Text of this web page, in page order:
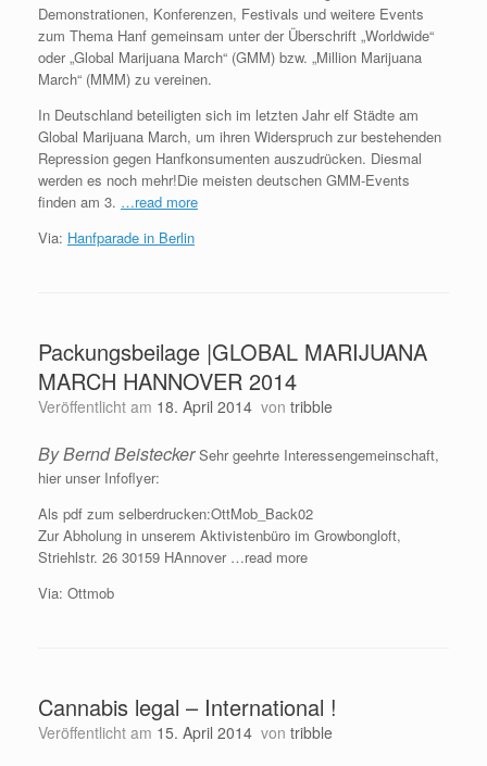
Demonstrationen, Konferenzen, Festivals und weitere Events
zum Thema Hanf gemeinsam unter der Überschrift „Worldwide“
oder „Global Marijuana March“ (GMM) bzw. „Million Marijuana
March“ (MMM) zu vereinen.
In Deutschland beteiligten sich im letzten Jahr elf Städte am
Global Marijuana March, um ihren Widerspruch zur bestehenden
Repression gegen Hanfkonsumenten auszudrücken. Diesmal
werden es noch mehr!Die meisten deutschen GMM-Events
finden am 3. …read more
Via: Hanfparade in Berlin
Packungsbeilage |GLOBAL MARIJUANA
MARCH HANNOVER 2014
Veröffentlicht am 18. April 2014 von tribble
By Bernd BeisteckerSehr geehrte Interessengemeinschaft,
hier unser Infoflyer:
Als pdf zum selberdrucken:OttMob_Back02
Zur Abholung in unserem Aktivistenbüro im Growbongloft,
Striehlstr. 26 30159 HAnnover …read more
Via: Ottmob
Cannabis legal – International !
Veröffentlicht am 15. April 2014 von tribble